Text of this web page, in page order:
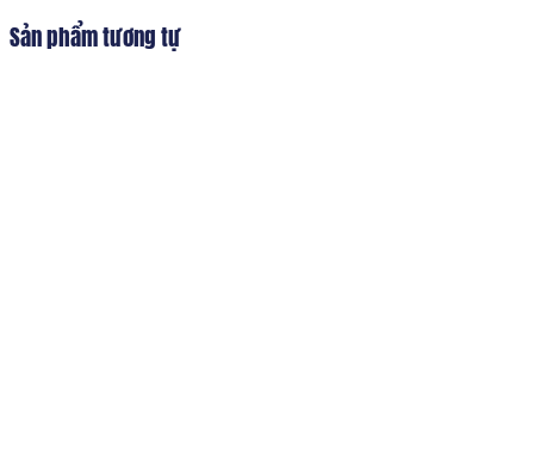
Sản phẩm tương tự